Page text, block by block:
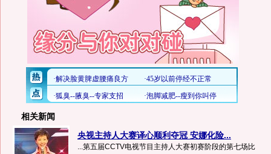
相关新闻
央视主持人大赛译心顺利夺冠 安娜化险...
...第五届CCTV电视节目主持人大赛初赛阶段的第七场比